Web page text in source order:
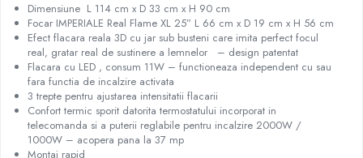
Dimensiune L 114 cm x D 33 cm x H 90 cm
Focar IMPERIALE Real Flame XL 25” L 66 cm x D 19 cm x H 56 cm
Efect flacara reala 3D cu jar sub busteni care imita perfect focul
real, gratar real de sustinere a lemnelor – design patentat
Flacara cu LED , consum 11W – functioneaza independent cu sau
fara functia de incalzire activata
3 trepte pentru ajustarea intensitatii flacarii
Confort termic sporit datorita termostatului incorporat in
telecomanda si a puterii reglabile pentru incalzire 2000W /
1000W – acopera pana la 37 mp
Montaj rapid